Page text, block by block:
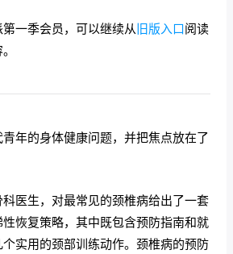
一季会员，可以继续从旧版入口阅读
年的身体健康问题，并把焦点放在了
医生，对最常见的颈椎病给出了一套
恢复策略，其中既包含预防指南和就
实用的颈部训练动作。颈椎病的预防